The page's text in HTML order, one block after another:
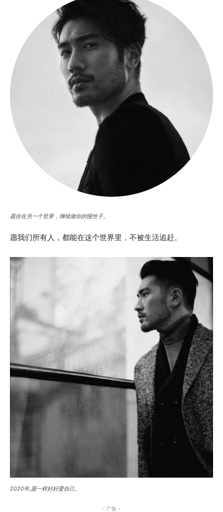
愿你在另一个世界，继续做你的慢性子。
愿我们所有人，都能在这个世界里，不被生活追赶。
2020年,愿一样好好爱自己。
- 广告 -